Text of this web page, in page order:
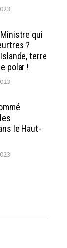
qui
?
terre
polar !
le Haut-